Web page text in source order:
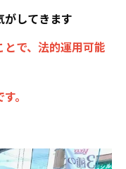
がしてきます
で、法的運用可能
。